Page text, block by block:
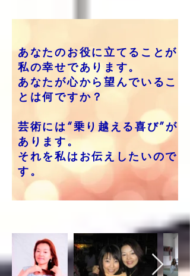
あなたのお役に立てることが
私の幸せであります。
あなたが心から望んでいるこ
とは何ですか？
芸術には“乗り越える喜び”が
あります。
それを私はお伝えしたいので
す。